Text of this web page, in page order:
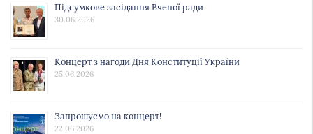
Підсумкове засідання Вченої ради
30.06.2026
Концерт з нагоди Дня Конституції України
25.06.2026
Запрошуємо на концерт!
22.06.2026